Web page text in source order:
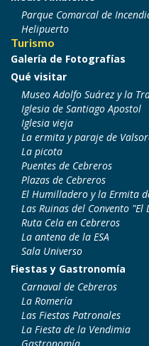
Parque Comarcal de
Helipuerto
Turismo
Galería de Fotografías
Qué visitar
Museo Adolfo Suárez y la
Iglesia de Santiago Apostol
Iglesia vieja
La ermita y paraje de
La picota
Puentes de Cebreros
Plazas de Cebreros
El Humilladero y la Ermita
Las Ruinas del Convento "El
Ruta Cela en Cebreros
La antena de la ESA
Sala Universo
Fiestas y Gastronomía
Carnaval de Cebreros
La Romería
Las Fiestas Patronales
La Fiesta de la Vendimia